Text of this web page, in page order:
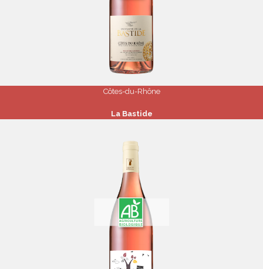
Côtes-du-Rhône
La Bastide